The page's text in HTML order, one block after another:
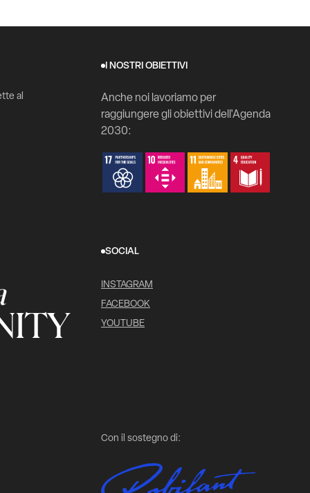
al
I NOSTRI OBIETTIVI
Anche noi lavoriamo per
raggiungere gli obiettivi dell'Agenda
2030:
SOCIAL
INSTAGRAM
FACEBOOK
YOUTUBE
Con il sostegno di: